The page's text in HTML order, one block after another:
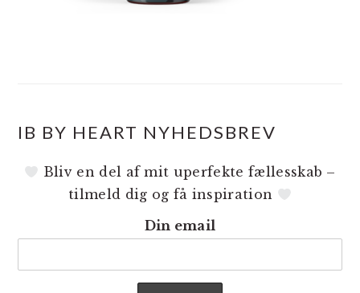
IB BY HEART NYHEDSBREV
Bliv en del af mit uperfekte fællesskab –
tilmeld dig og få inspiration
Din email